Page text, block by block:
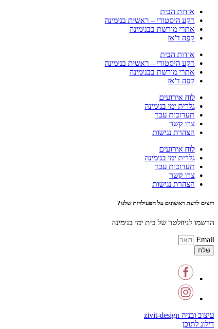
אודות הבית
רקע היסטורי – ראשית בנימינה
אתרי מורשת בבנימינה
קפה ד'אז
אודות הבית
רקע היסטורי – ראשית בנימינה
אתרי מורשת בבנימינה
קפה ד'אז
לוח אירועים
גלרית ימי בנימינה
תערוכות עבר
צרו קשר
הצהרת נגישות
לוח אירועים
גלרית ימי בנימינה
תערוכות עבר
צרו קשר
הצהרת נגישות
רוצים לדעת ראשונים על הפעילויות שלנו?
הרשמו לניוזלטר של בית ימי בנימינה
Email
שלח
עיצוב ובניה zivit-design
דילוג לתוכן